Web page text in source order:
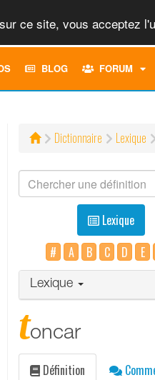
ce site, vous acceptez
BLOG FORUM
Dictionnaire Lexique
Lexique
#
A B C D E
Lexique
toncar
Définition